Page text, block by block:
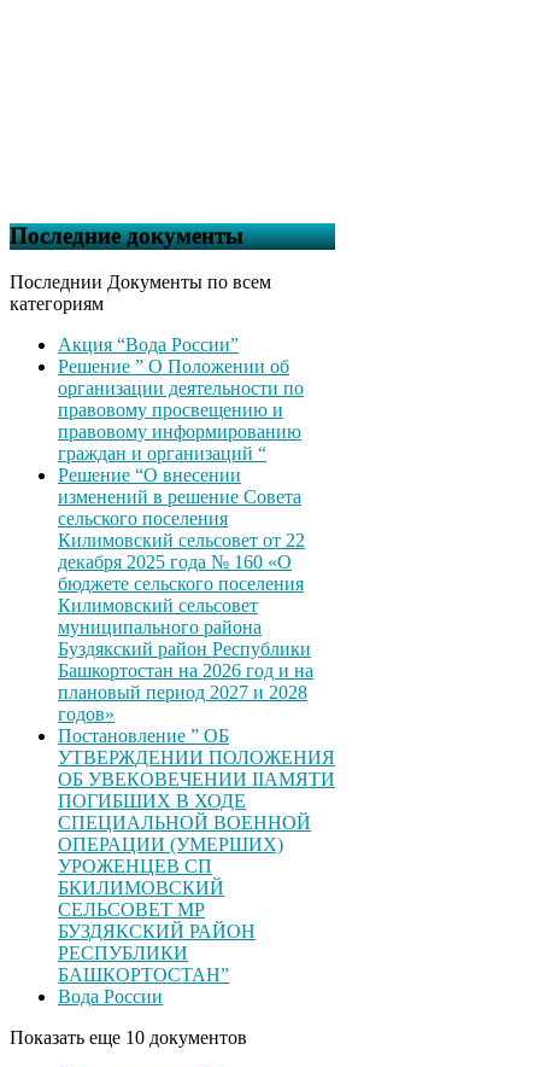
Последние документы
Последнии Документы по всем
категориям
Акция “Вода России”
Решение ” О Положении об
организации деятельности по
правовому просвещению и
правовому информированию
граждан и организаций “
Решение “О внесении
изменений в решение Совета
сельского поселения
Килимовский сельсовет от 22
декабря 2025 года № 160 «О
бюджете сельского поселения
Килимовский сельсовет
муниципального района
Буздякский район Республики
Башкортостан на 2026 год и на
плановый период 2027 и 2028
годов»
Постановление ” ОБ
УТВЕРЖДЕНИИ ПОЛОЖЕНИЯ
ОБ УВЕКОВЕЧЕНИИ ІІАМЯТИ
ПОГИБШИХ В ХОДЕ
СПЕЦИАЛЬНОЙ ВОЕННОЙ
ОПЕРАЦИИ (УМЕРШИХ)
УРОЖЕНЦЕВ CП
БКИЛИМОВСКИЙ
СЕЛЬСОВЕТ МР
БУЗДЯКСКИЙ РАЙОН
РЕСПУБЛИКИ
БАШКОРТОСТАН”
Вода России
Показать еще 10 документов